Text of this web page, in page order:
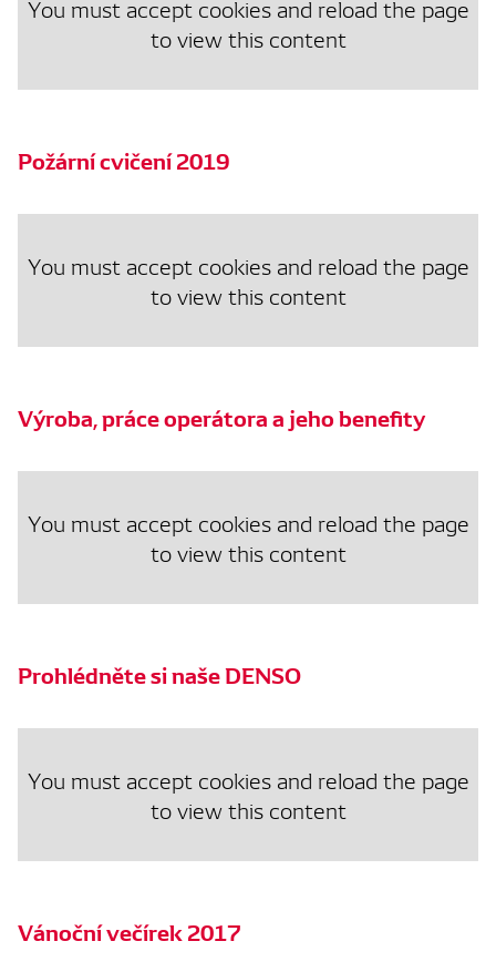
You must accept cookies and reload the page
to view this content
Požární cvičení 2019
You must accept cookies and reload the page
to view this content
Výroba, práce operátora a jeho benefity
You must accept cookies and reload the page
to view this content
Prohlédněte si naše DENSO
You must accept cookies and reload the page
to view this content
Vánoční večírek 2017